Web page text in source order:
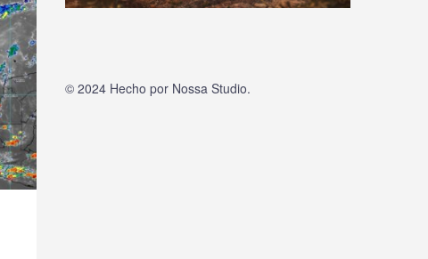
© 2024 Hecho por Nossa Studio.